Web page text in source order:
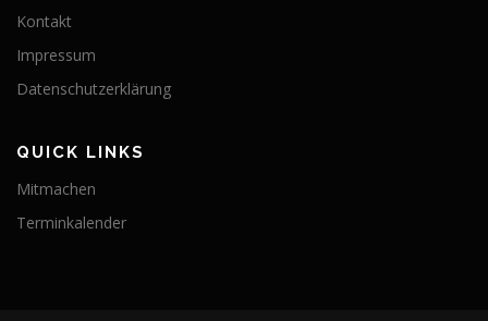
Kontakt
Impressum
Datenschutzerklärung
QUICK LINKS
Mitmachen
Terminkalender